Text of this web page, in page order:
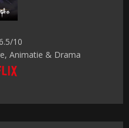
6.5/10
Animatie & Drama